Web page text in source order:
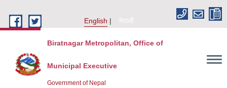
English
नेपाली
Biratnagar Metropolitan, Office of
Municipal Executive
Government of Nepal